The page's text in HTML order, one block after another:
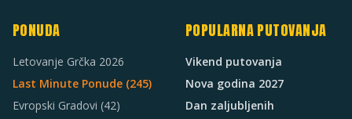
PONUDA
Letovanje Grčka 2026
Last Minute Ponude (245)
Evropski Gradovi (42)
POPULARNA PUTOVANJA
Vikend putovanja
Nova godina 2027
Dan zaljubljenih